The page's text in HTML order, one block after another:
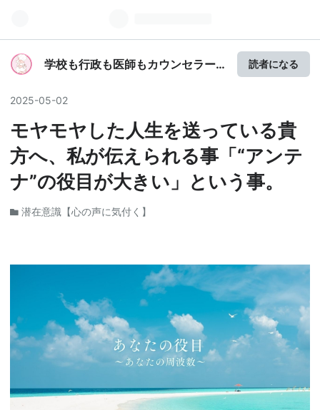
学校も行政も医師もカウンセラー
能不全家族と鬱病からの立ち直り
方、卒業の仕方。
読者になる
2025-05-02
モヤモヤした人生を送っている貴
方へ、私が伝えられる事「“アンテ
ナ”の役目が大きい」という事。
潜在意識【心の声に気付く】